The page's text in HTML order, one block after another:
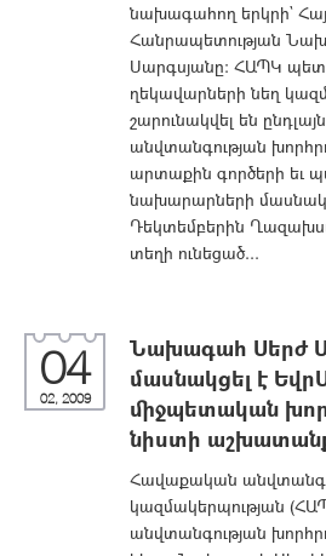
նախագահող երկրի`
Հանրապետության
Սարգսյանը: ՀԱՊԿ
ղեկավարների նեղ
շարունակվել են
անվտանգության
արտաքին գործերի եւ
նախարարների
Դեկտեմբերին
տեղի ունեցած...
04
02, 2009
Նախագահ Սերժ
մասնակցել է
միջպետական
նիստի
Հավաքական
կազմակերպության
անվտանգության